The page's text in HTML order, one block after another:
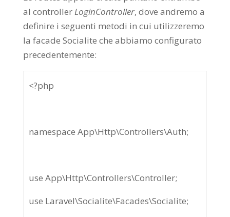
al controllerLoginController, dove andremo a
definire i seguenti metodi in cui utilizzeremo
la facade Socialite che abbiamo configurato
precedentemente:
<?php
namespace App\Http\Controllers\Auth;
use App\Http\Controllers\Controller;
use Laravel\Socialite\Facades\Socialite;